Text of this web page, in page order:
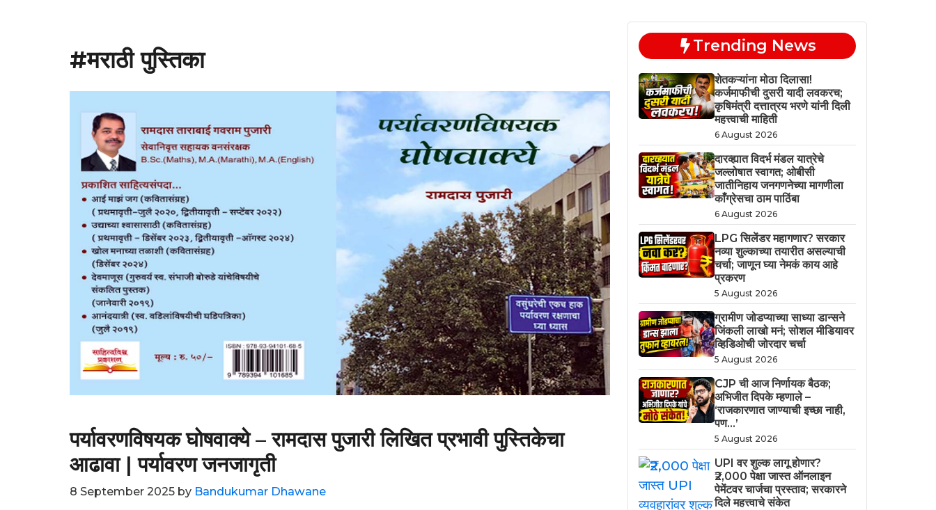
#मराठी पुस्तिका
पर्यावरणविषयक घोषवाक्ये – रामदास पुजारी लिखित प्रभावी पुस्तिकेचा
आढावा | पर्यावरण जनजागृती
8 September 2025 by Bandukumar Dhawane
Trending News
शेतकऱ्यांना मोठा दिलासा!
कर्जमाफीची दुसरी यादी लवकरच;
कृषिमंत्री दत्तात्रय भरणे यांनी दिली
महत्त्वाची माहिती
6 August 2026
दारव्ह्यात विदर्भ मंडल यात्रेचे
जल्लोषात स्वागत; ओबीसी
जातीनिहाय जनगणनेच्या मागणीला
काँग्रेसचा ठाम पाठिंबा
6 August 2026
LPG सिलेंडर महागणार? सरकार
नव्या शुल्काच्या तयारीत असल्याची
चर्चा; जाणून घ्या नेमकं काय आहे
प्रकरण
5 August 2026
ग्रामीण जोडप्याच्या साध्या डान्सने
जिंकली लाखो मनं; सोशल मीडियावर
व्हिडिओची जोरदार चर्चा
5 August 2026
CJP ची आज निर्णायक बैठक;
अभिजीत दिपके म्हणाले –
‘राजकारणात जाण्याची इच्छा नाही,
पण…’
5 August 2026
UPI वर शुल्क लागू होणार?
₹2,000 पेक्षा जास्त ऑनलाइन
पेमेंटवर चार्जचा प्रस्ताव; सरकारने
दिले महत्त्वाचे संकेत